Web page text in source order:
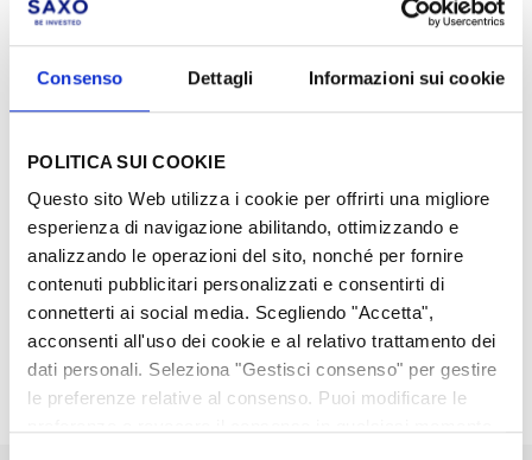
Consenso Dettagli Informazioni sui cookie
POLITICA SUI COOKIE
Questo sito Web utilizza i cookie per offrirti una migliore
esperienza di navigazione abilitando, ottimizzando e
analizzando le operazioni del sito, nonché per fornire
contenuti pubblicitari personalizzati e consentirti di
connetterti ai social media. Scegliendo "Accetta",
acconsenti all'uso dei cookie e al relativo trattamento dei
dati personali. Seleziona "Gestisci consenso" per gestire
le preferenze relative al consenso. Puoi modificare le
Come posso depositare liquidità su BG SAXO?
Quanto tempo occorre per la disponibilità dei fondi sul
finanziato?
Posso effettuare trasferimenti in valuta diversa
dall'Euro?
Perché non ho ricevuto l’intero ammontare trasferito?